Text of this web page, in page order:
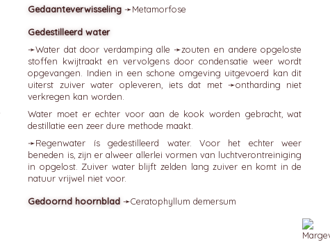
Gedaanteverwisseling ➛Metamorfose
Gedestilleerd water
➛Water dat door verdamping alle ➛zouten en andere opgeloste
stoffen kwijtraakt en vervolgens door condensatie weer wordt
opgevangen. Indien in een schone omgeving uitgevoerd kan dit
uiterst zuiver water opleveren, iets dat met ➛ontharding niet
verkregen kan worden.
Water moet er echter voor aan de kook worden gebracht, wat
destillatie een zeer dure methode maakt.
➛Regenwater ís gedestilleerd water. Voor het echter weer
beneden is, zijn er alweer allerlei vormen van luchtverontreiniging
in opgelost. Zuiver water blijft zelden lang zuiver en komt in de
natuur vrijwel niet voor.
Gedoornd hoornblad ➛Ceratophyllum demersum